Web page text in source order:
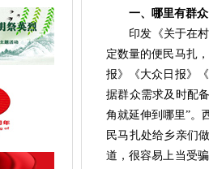
一、哪里有群众
印发《关于在村
定数量的便民马扎
报》《大众日报》
据群众需求及时配
角就延伸到哪里”。
民马扎处给乡亲们
道，很容易上当受